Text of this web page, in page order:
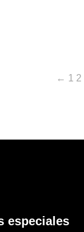
← 1 2
especiales